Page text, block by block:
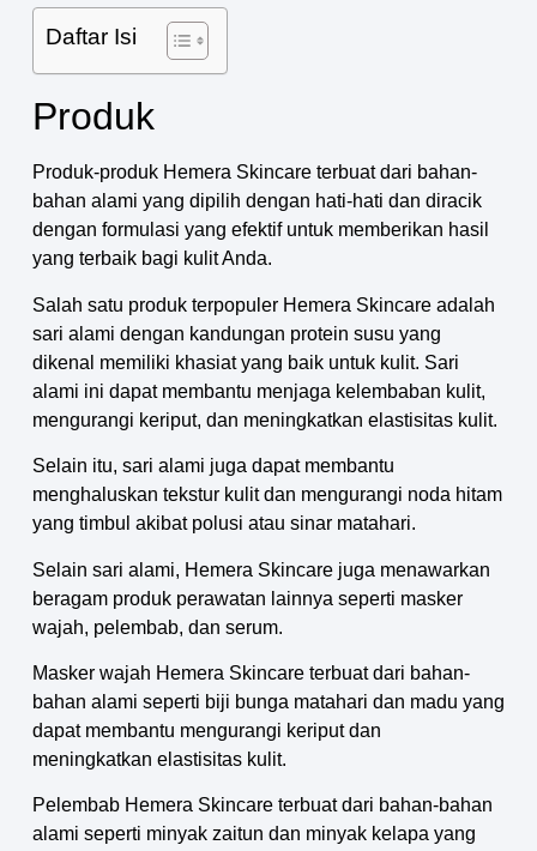
Daftar Isi
Produk
Produk-produk Hemera Skincare terbuat dari bahan-
bahan alami yang dipilih dengan hati-hati dan diracik
dengan formulasi yang efektif untuk memberikan hasil
yang terbaik bagi kulit Anda.
Salah satu produk terpopuler Hemera Skincare adalah
sari alami dengan kandungan protein susu yang
dikenal memiliki khasiat yang baik untuk kulit. Sari
alami ini dapat membantu menjaga kelembaban kulit,
mengurangi keriput, dan meningkatkan elastisitas kulit.
Selain itu, sari alami juga dapat membantu
menghaluskan tekstur kulit dan mengurangi noda hitam
yang timbul akibat polusi atau sinar matahari.
Selain sari alami, Hemera Skincare juga menawarkan
beragam produk perawatan lainnya seperti masker
wajah, pelembab, dan serum.
Masker wajah Hemera Skincare terbuat dari bahan-
bahan alami seperti biji bunga matahari dan madu yang
dapat membantu mengurangi keriput dan
meningkatkan elastisitas kulit.
Pelembab Hemera Skincare terbuat dari bahan-bahan
alami seperti minyak zaitun dan minyak kelapa yang